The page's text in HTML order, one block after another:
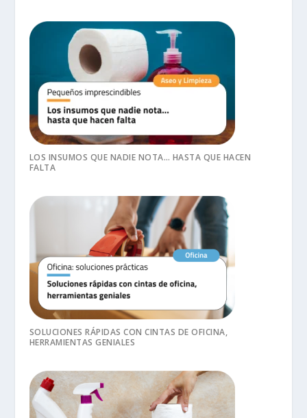
LOS INSUMOS QUE NADIE NOTA… HASTA QUE HACEN
FALTA
SOLUCIONES RÁPIDAS CON CINTAS DE OFICINA,
HERRAMIENTAS GENIALES